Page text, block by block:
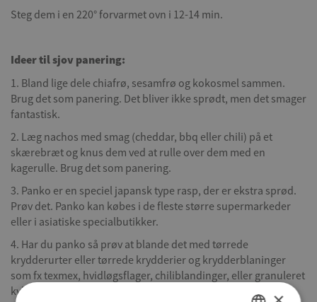
Steg dem i en 220° forvarmet ovn i 12-14 min.
Ideer til sjov panering:
1. Bland lige dele chiafrø, sesamfrø og kokosmel sammen.
Brug det som panering. Det bliver ikke sprødt, men det smager
fantastisk.
2. Læg nachos med smag (cheddar, bbq eller chili) på et
skærebræt og knus dem ved at rulle over dem med en
kagerulle. Brug det som panering.
3. Panko er en speciel japansk type rasp, der er ekstra sprød.
Prøv det. Panko kan købes i de fleste større supermarkeder
eller i asiatiske specialbutikker.
4. Har du panko så prøv at blande det med tørrede
krydderurter eller tørrede krydderier og krydderblaninger
som fx texmex, hvidløgsflager, chiliblandinger, eller granuleret
kyllingefond (fås i små bøtter i de fleste større